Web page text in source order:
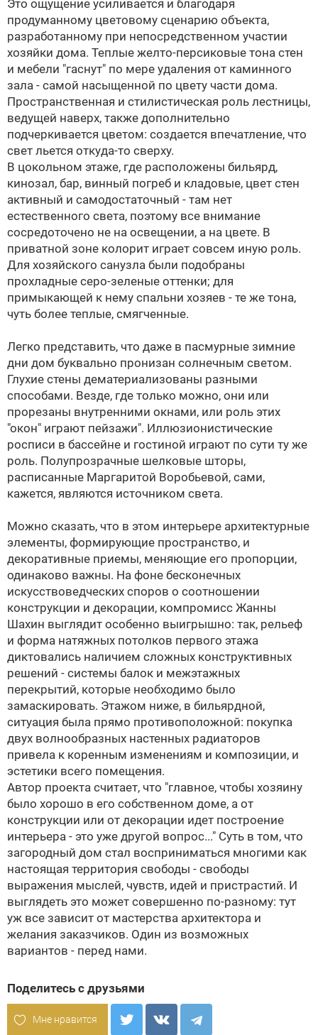
Это ощущение усиливается и благодаря
продуманному цветовому сценарию объекта,
разработанному при непосредственном участии
хозяйки дома. Теплые желто-персиковые тона стен
и мебели "гаснут" по мере удаления от каминного
зала - самой насыщенной по цвету части дома.
Пространственная и стилистическая роль лестницы,
ведущей наверх, также дополнительно
подчеркивается цветом: создается впечатление, что
свет льется откуда-то сверху.
В цокольном этаже, где расположены бильярд,
кинозал, бар, винный погреб и кладовые, цвет стен
активный и самодостаточный - там нет
естественного света, поэтому все внимание
сосредоточено не на освещении, а на цвете. В
приватной зоне колорит играет совсем иную роль.
Для хозяйского санузла были подобраны
прохладные серо-зеленые оттенки; для
примыкающей к нему спальни хозяев - те же тона,
чуть более теплые, смягченные.
Легко представить, что даже в пасмурные зимние
дни дом буквально пронизан солнечным светом.
Глухие стены дематериализованы разными
способами. Везде, где только можно, они или
прорезаны внутренними окнами, или роль этих
"окон" играют пейзажи". Иллюзионистические
росписи в бассейне и гостиной играют по сути ту же
роль. Полупрозрачные шелковые шторы,
расписанные Маргаритой Воробьевой, сами,
кажется, являются источником света.
Можно сказать, что в этом интерьере архитектурные
элементы, формирующие пространство, и
декоративные приемы, меняющие его пропорции,
одинаково важны. На фоне бесконечных
искусствоведческих споров о соотношении
конструкции и декорации, компромисс Жанны
Шахин выглядит особенно выигрышно: так, рельеф
и форма натяжных потолков первого этажа
диктовались наличием сложных конструктивных
решений - системы балок и межэтажных
перекрытий, которые необходимо было
замаскировать. Этажом ниже, в бильярдной,
ситуация была прямо противоположной: покупка
двух волнообразных настенных радиаторов
привела к коренным изменениям и композиции, и
эстетики всего помещения.
Автор проекта считает, что "главное, чтобы хозяину
было хорошо в его собственном доме, а от
конструкции или от декорации идет построение
интерьера - это уже другой вопрос..." Суть в том, что
загородный дом стал восприниматься многими как
настоящая территория свободы - свободы
выражения мыслей, чувств, идей и пристрастий. И
выглядеть это может совершенно по-разному: тут
уж все зависит от мастерства архитектора и
желания заказчиков. Один из возможных
вариантов - перед нами.
Поделитесь с друзьями
Мне нравится